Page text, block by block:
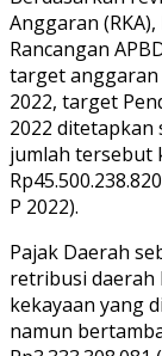
Anggaran
Rancangan
target anggaran
2022, target
2022 ditetapkan
jumlah tersebut
P 2022).
Pajak Daerah
retribusi daerah
kekayaan yang
namun